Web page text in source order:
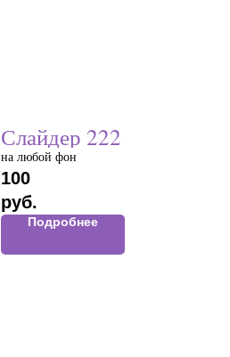
Слайдер 222
на любой фон
100
руб.
Подробнее